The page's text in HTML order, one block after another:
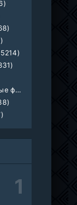
Документальные фильмы (1923)